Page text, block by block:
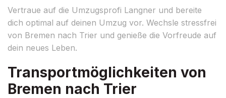
Vertraue auf die Umzugsprofi Langner und bereite
dich optimal auf deinen Umzug vor. Wechsle stressfrei
von Bremen nach Trier und genieße die Vorfreude auf
dein neues Leben.
Transportmöglichkeiten von
Bremen nach Trier